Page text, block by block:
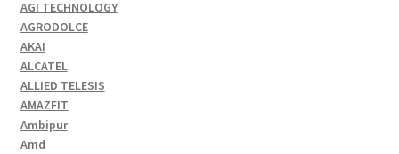
AGI TECHNOLOGY
AGRODOLCE
AKAI
ALCATEL
ALLIED TELESIS
AMAZFIT
Ambipur
Amd